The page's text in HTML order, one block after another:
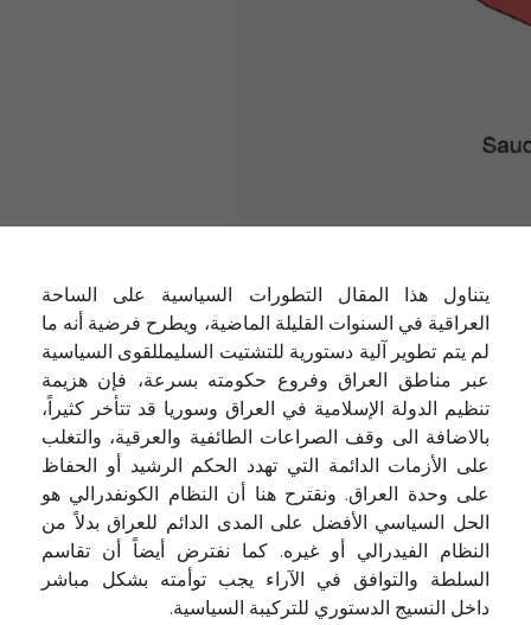
يتناول هذا المقال التطورات السياسية على الساحة
العراقية في السنوات القليلة الماضية، ويطرح فرضية أنه ما
لم يتم تطوير آلية دستورية للتشتيت السليمللقوى السياسية
عبر مناطق العراق وفروع حكومته بسرعة، فإن هزيمة
تنظيم الدولة الإسلامية في العراق وسوريا قد تتأخر كثيراً،
بالاضافة الى وقف الصراعات الطائفية والعرقية، والتغلب
على الأزمات الدائمة التي تهدد الحكم الرشيد أو الحفاظ
على وحدة العراق. ونقترح هنا أن النظام الكونفدرالي هو
الحل السياسي الأفضل على المدى الدائم للعراق بدلاً من
النظام الفيدرالي أو غيره. كما نفترض أيضاً أن تقاسم
السلطة والتوافق في الآراء يجب توأمته بشكل مباشر
داخل النسيج الدستوري للتركيبة السياسية.